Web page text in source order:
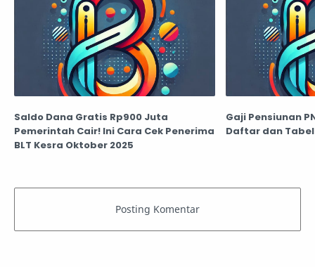
Saldo Dana Gratis Rp900 Juta
Pemerintah Cair! Ini Cara Cek Penerima
BLT Kesra Oktober 2025
Gaji Pensiunan
Daftar dan